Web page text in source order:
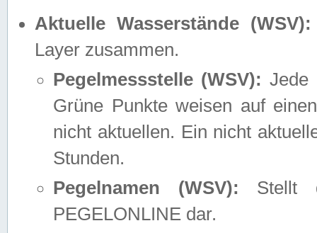
Aktuelle Wasserstände (WSV):
Layer zusammen.
Pegelmessstelle (WSV): Jede
Grüne Punkte weisen auf
nicht aktuellen. Ein nicht
Stunden.
Pegelnamen (WSV): Stellt
PEGELONLINE dar.